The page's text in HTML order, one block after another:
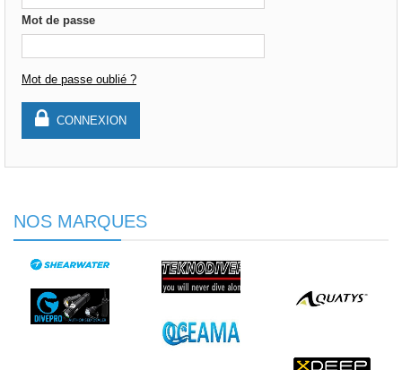
Mot de passe
Mot de passe oublié ?
CONNEXION
NOS MARQUES